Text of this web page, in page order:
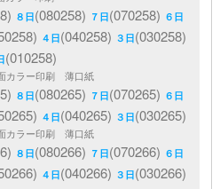
８日(080258) ７日(070258) ６日
４日(040258) ３日(030258)
(010258)
カラー印刷 薄口紙
８日(080265) ７日(070265) ６日
４日(040265) ３日(030265)
カラー印刷 薄口紙
８日(080266) ７日(070266) ６日
４日(040266) ３日(030266)